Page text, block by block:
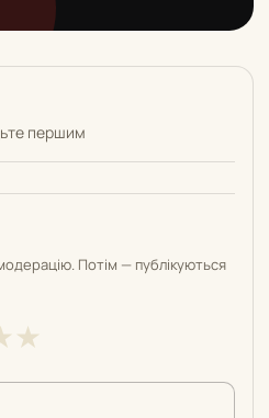
першим
Потім — публікуються
★
5
4
5